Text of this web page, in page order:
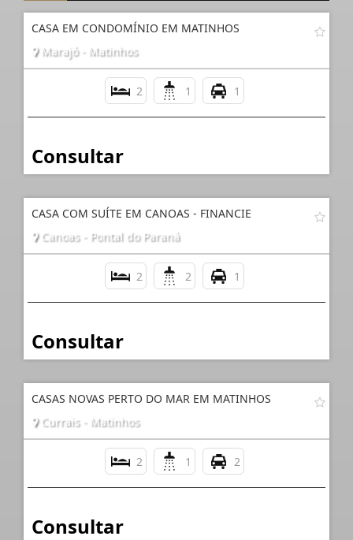
CASA EM CONDOMÍNIO EM MATINHOS
Marajó - Matinhos
2 1 1
Consultar
CASA COM SUÍTE EM CANOAS - FINANCIE
Canoas - Pontal do Paraná
2 2 1
Consultar
CASAS NOVAS PERTO DO MAR EM MATINHOS
Currais - Matinhos
2 1 2
Consultar